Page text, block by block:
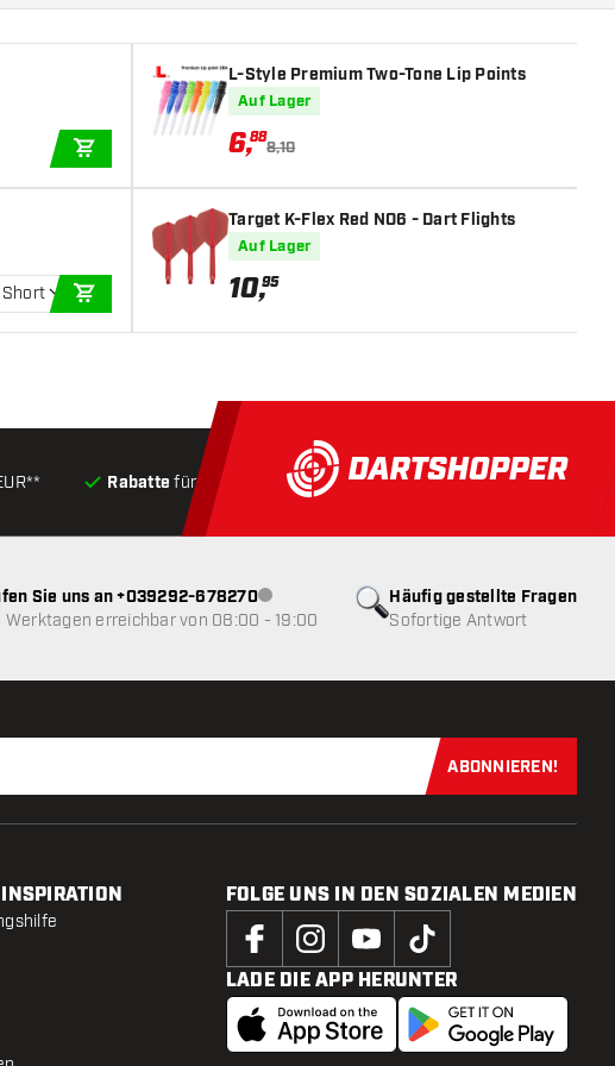
IN DEN WARENKORB
Short
L-Style Premium Two-Tone Lip Points
Auf Lager
6,88
8,10
Target K-Flex Red NO6 - Dart Flights
Auf Lager
10,95
Rabatte für Kunden Produkte auf Lager, Versand
Häufig gestellte Fragen
Sofortige Antwort
Sie uns an +039292-678270Kundenservice nicht verfügbar
Werktagen erreichbar von 08:00 - 19:00
Jetzt für
ABONNIEREN!
FOLGE UNS IN DEN SOZIALEN MEDIEN
LADE DIE APP HERUNTER